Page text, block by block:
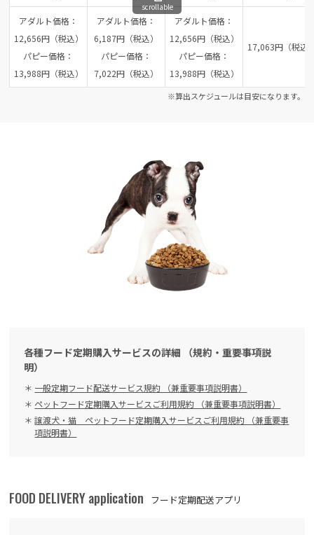
アダルト価格：
12,656円（税込）
パピー価格：
13,988円（税込）
アダルト価格：
6,187円（税込）
パピー価格：
7,022円（税込）
アダルト価格：
12,656円（税込）
パピー価格：
13,988円（税込）
17,063円（税込
scrollable
※算出スケジュールは目安になります。
各種フード定期購入サービスの詳細 （規約・重要事項説
明）
一般定期フード配送サービス規約 （兼重要事項説明書）
ペットフード定期購入サービスご利用規約 （兼重要事項説明書）
譲渡犬・猫 ペットフード定期購入サービスご利用規約 （兼重要事
項説明書）
FOOD DELIVERY application フード定期配送アプリ